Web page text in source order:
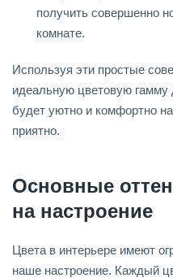
получить совершенно
комнате.
Используя эти простые
идеальную цветовую гамму
будет уютно и комфортно
приятно.
Основные
на настроение
Цвета в интерьере имеют
наше настроение. Каждый